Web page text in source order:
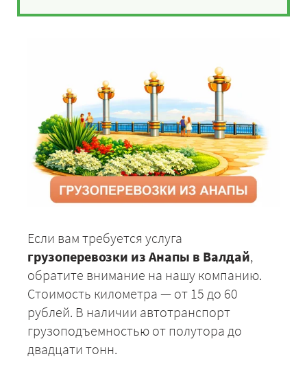
Если вам требуется услуга
грузоперевозки из Анапы в Валдай,
обратите внимание на нашу компанию.
Стоимость километра — от 15 до 60
рублей. В наличии автотранспорт
грузоподъемностью от полутора до
двадцати тонн.